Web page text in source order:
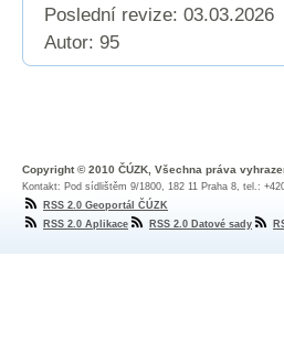
Poslední revize: 03.03.2026
Autor: 95
Copyright © 2010 ČÚZK, Všechna práva
Kontakt: Pod sídlištěm 9/1800, 182 11 Praha 8, tel.:
RSS 2.0 Geoportál ČÚZK
RSS 2.0 Aplikace
RSS 2.0 Datové sady